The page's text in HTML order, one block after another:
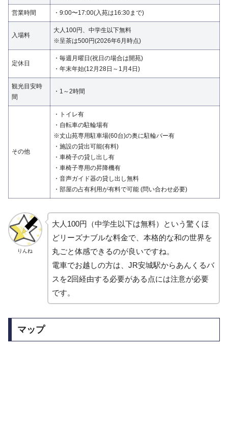
営業時間 ・9:00〜17:00(入苑は16:30まで)
入場料
大人100円、中学生以下無料
※呈茶は500円(2026年6月時点)
定休日
・毎週月曜日(祝日の場合は開苑)
・年末年始(12月28日～1月4日)
観光目安時
間
・1～2時間
その他
・トイレ有
・自転車の駐輪場有
※丈山苑専用駐車場(60台)の奥に駐輪バー有
・施設の貸出可能(有料)
・車椅子の貸し出し有
・車椅子専用の昇降機有
・音声ガイド器の貸し出し無料
・部屋の占有利用が有料で可能 (問い合わせ必要)
りんね
大人100円（中学生以下は無料）という驚くほ
どリーズナブルな料金で、本格的な和の世界を
丸ごと体感できるのが良いですね。
電車でお越しの方は、JR安城駅からあんくるバ
スを2回経由する必要がある点には注意が必要
です。
マップ